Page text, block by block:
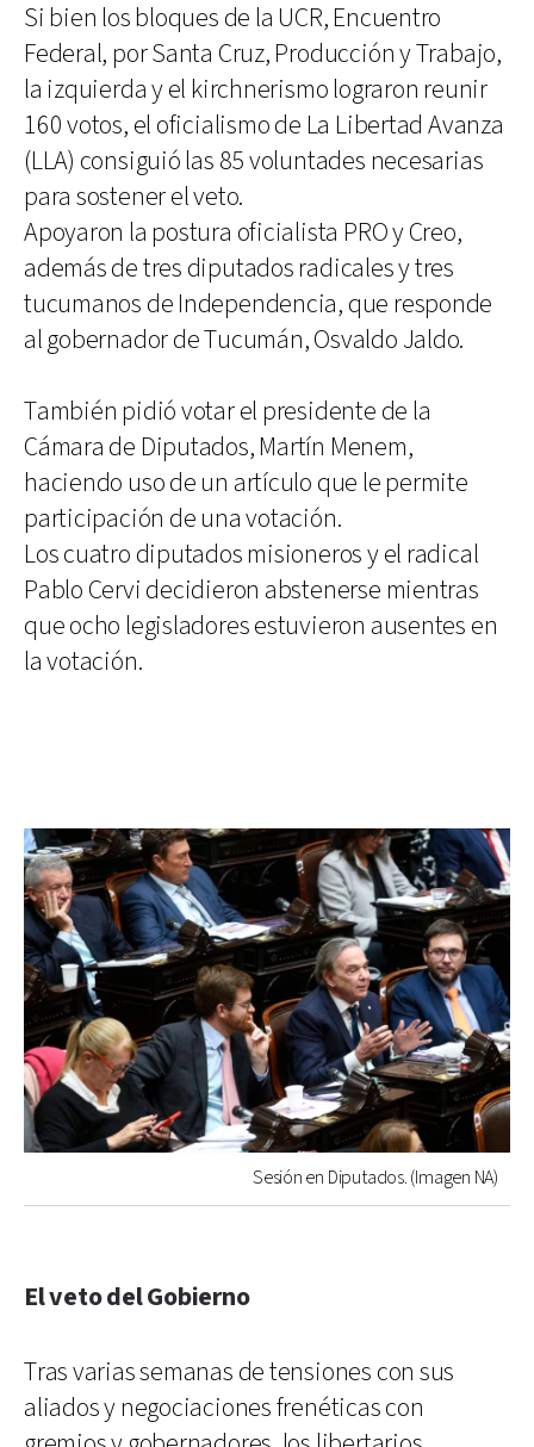
Si bien los bloques de la UCR, Encuentro
Federal, por Santa Cruz, Producción y Trabajo,
la izquierda y el kirchnerismo lograron reunir
160 votos, el oficialismo de La Libertad Avanza
(LLA) consiguió las 85 voluntades necesarias
para sostener el veto.
Apoyaron la postura oficialista PRO y Creo,
además de tres diputados radicales y tres
tucumanos de Independencia, que responde
al gobernador de Tucumán, Osvaldo Jaldo.
También pidió votar el presidente de la
Cámara de Diputados, Martín Menem,
haciendo uso de un artículo que le permite
participación de una votación.
Los cuatro diputados misioneros y el radical
Pablo Cervi decidieron abstenerse mientras
que ocho legisladores estuvieron ausentes en
la votación.
Sesión en Diputados. (Imagen NA)
El veto del Gobierno
Tras varias semanas de tensiones con sus
aliados y negociaciones frenéticas con